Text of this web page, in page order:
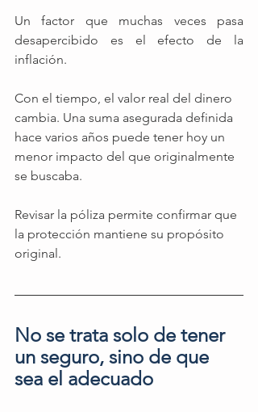
Un factor que muchas veces pasa
desapercibido es el efecto de la
inflación.
Con el tiempo, el valor real del dinero
cambia. Una suma asegurada definida
hace varios años puede tener hoy un
menor impacto del que originalmente
se buscaba.
Revisar la póliza permite confirmar que
la protección mantiene su propósito
original.
No se trata solo de tener
un seguro, sino de que
sea el adecuado